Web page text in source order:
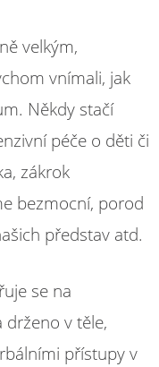
velkým,
vnímali, jak
Někdy stačí
péče o děti či
zákrok
bezmocní, porod
představ atd.
se na
v těle,
přístupy v